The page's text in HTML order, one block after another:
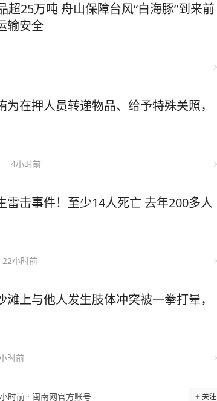
超25万吨 舟山保障台风“白海豚”到来前
输安全
为在押人员转递物品、给予特殊关照，
4小时前
雷击事件！至少14人死亡 去年200多人
22小时前
滩上与他人发生肢体冲突被一拳打晕，
时前
时前 · 闽南网官方账号 关注